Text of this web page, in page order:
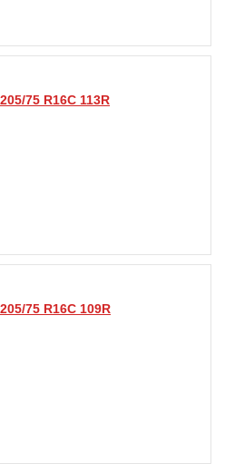
75 R16C 113R
75 R16C 109R